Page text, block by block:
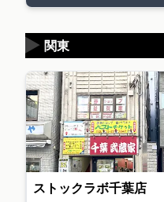
関東
▶
ストックラボ千葉店